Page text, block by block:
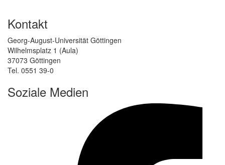
Kontakt
Georg-August-Universität Göttingen
Wilhelmsplatz 1 (Aula)
37073 Göttingen
Tel. 0551 39-0
Soziale Medien